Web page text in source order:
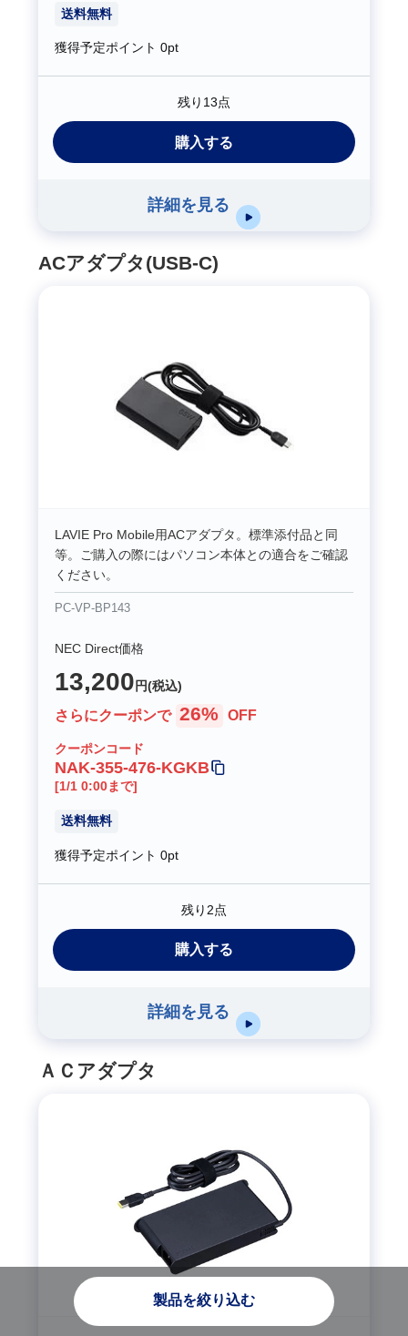
送料無料
獲得予定ポイント0pt
残り13点
購入する
詳細を見る
ACアダプタ(USB-C)
LAVIE Pro Mobile用ACアダプタ。標準添付品と同
等。ご購入の際にはパソコン本体との適合をご確認
ください。
PC-VP-BP143
NEC Direct価格
13,200 円(税込)
さらにクーポンで 26% OFF
クーポンコード
NAK-355-476-KGKB
[1/1 0:00まで]
送料無料
獲得予定ポイント0pt
残り2点
購入する
詳細を見る
ＡＣアダプタ
製品を絞り込む